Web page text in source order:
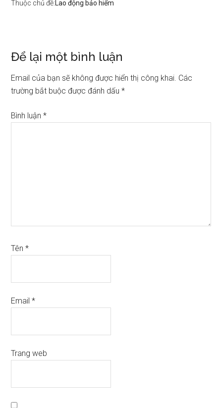
Thuộc chủ đề:Lao động bảo hiểm
Reader
Interactions
Để lại một bình luận
Email của bạn sẽ không được hiển thị công khai. Các
trường bắt buộc được đánh dấu*
Bình luận*
Tên*
Email*
Trang web